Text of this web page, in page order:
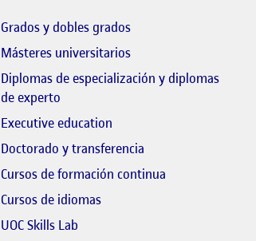
Grados y dobles grados
Másteres universitarios
Diplomas de especialización y diplomas
de experto
Executive education
Doctorado y transferencia
Cursos de formación continua
Cursos de idiomas
UOC Skills Lab